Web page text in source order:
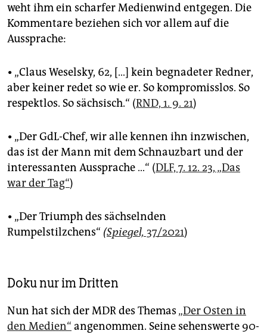
weht ihm ein scharfer Medienwind entgegen. Die
Kommentare beziehen sich vor allem auf die
Aussprache:
• „Claus Weselsky, 62, […] kein begnadeter Redner,
aber keiner redet so wie er. So kompromisslos. So
respektlos. So sächsisch.“ (RND, 1. 9. 21)
• „Der GdL-Chef, wir alle kennen ihn inzwischen,
das ist der Mann mit dem Schnauzbart und der
interessanten Aussprache …“ (DLF, 7. 12. 23, „Das
war der Tag“)
• „Der Triumph des sächselnden
Rumpelstilzchens“ (Spiegel, 37/2021)
Doku nur im Dritten
Nun hat sich der MDR des Themas „Der Osten in
den Medien“ angenommen. Seine sehenswerte 90-